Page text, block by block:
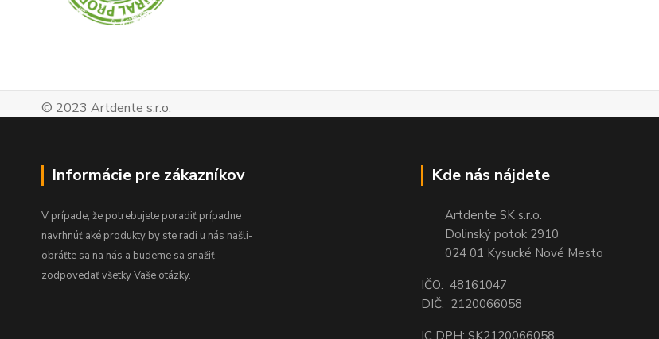
© 2023 Artdente s.r.o.
Informácie pre zákazníkov
V prípade, že potrebujete poradiť prípadne
navrhnúť aké produkty by ste radi u nás našli-
obráťte sa na nás a budeme sa snažiť
zodpovedať všetky Vaše otázky.
Kde nás nájdete
Artdente SK s.r.o.
Dolinský potok 2910
024 01 Kysucké Nové Mesto
IČO: 48161047
DIČ: 2120066058
IC DPH: SK2120066058